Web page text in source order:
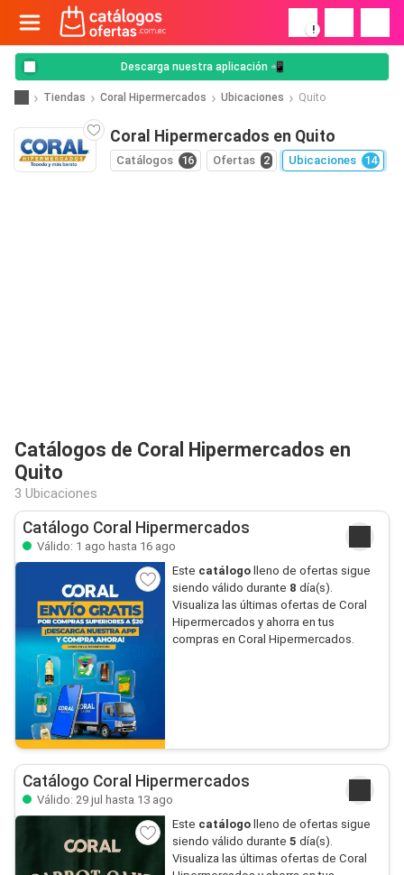
!
Descarga nuestra aplicación 📲
Tiendas Coral Hipermercados Ubicaciones Quito
Coral Hipermercados en Quito
Catálogos 16 Ofertas 2 Ubicaciones 14
Catálogos de Coral Hipermercados en
Quito
3 Ubicaciones
Catálogo Coral Hipermercados
Válido: 1 ago hasta 16 ago
Este catálogo lleno de ofertas sigue
siendo válido durante 8 día(s).
Visualiza las últimas ofertas de Coral
Hipermercados y ahorra en tus
compras en Coral Hipermercados.
Catálogo Coral Hipermercados
Válido: 29 jul hasta 13 ago
Este catálogo lleno de ofertas sigue
siendo válido durante 5 día(s).
Visualiza las últimas ofertas de Coral